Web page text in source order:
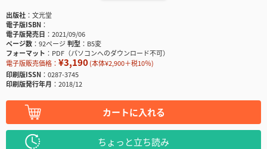
出版社
文光堂
電子版ISBN
電子版発売日
2021/09/06
ページ数
92ページ判型
B5変
フォーマット
PDF（パソコンへのダウンロード不可）
電子版販売価格： ¥3,190(本体¥2,900＋税10％)
印刷版ISSN
0287-3745
印刷版発行年月
2018/12
カートに入れる
ちょっと立ち読み